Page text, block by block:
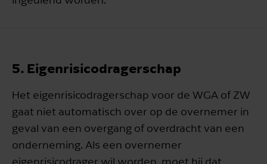
5. Eigenrisicodragerschap
Het eigenrisicodragerschap voor de WGA of ZW
gaat niet automatisch over op de overnemer in
geval van een overgang of overdracht van een
onderneming. Als een overnemer
eigenrisicodrager wil worden, moet hij dat